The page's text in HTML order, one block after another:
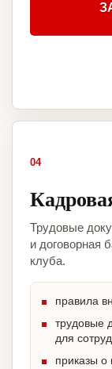
04
Трудовые
и договорная
клуба.
правила
трудовые
для
приказы о